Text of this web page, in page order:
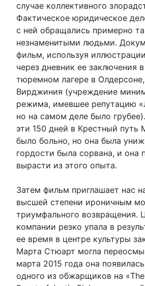
случае коллективного
Фактическое юридическое
с ней обращались примерно
незнаменитыми людьми.
фильм, используя
через дневник ее заключения
тюремном лагере в
Вирджиния (учреждение
режима, имевшее репутацию
но на самом деле было
эти 150 дней в Крестный путь
было больно, но она была
гордости была сорвана, и она
вырасти из этого опыта.
Затем фильм приглашает нас
высшей степени ироничным
триумфального возвращения.
компании резко упала в
ее время в центре культуры
Марта Стюарт могла
марта 2015 года она
одного из обжарщиков на